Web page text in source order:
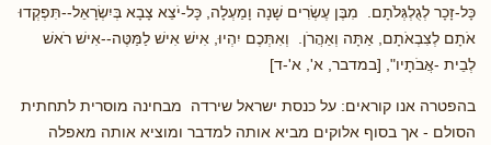
כָּל-זָכָר לְגֻלְגְּלֹתָם. מִבֶּן עֶשְׂרִים שָׁנָה וָמַעְלָה, כָּל-יֹצֵא צָבָא בְּיִשְׂרָאֵל--תִּפְקְדוּ
אֹתָם לְצִבְאֹתָם, אַתָּה וְאַהֲרֹן. וְאִתְּכֶם יִהְיוּ, אִישׁ אִישׁ לַמַּטֶּה--אִישׁ רֹאשׁ
לְבֵית -אֲבֹתָיו", [במדבר, א', א'-ד]
בהפטרה אנו קוראים: על כנסת ישראל שירדה מבחינה מוסרית לתחתית
הסולם - אך בסוף אלוקים מביא אותה למדבר ומוציא אותה מאפלה